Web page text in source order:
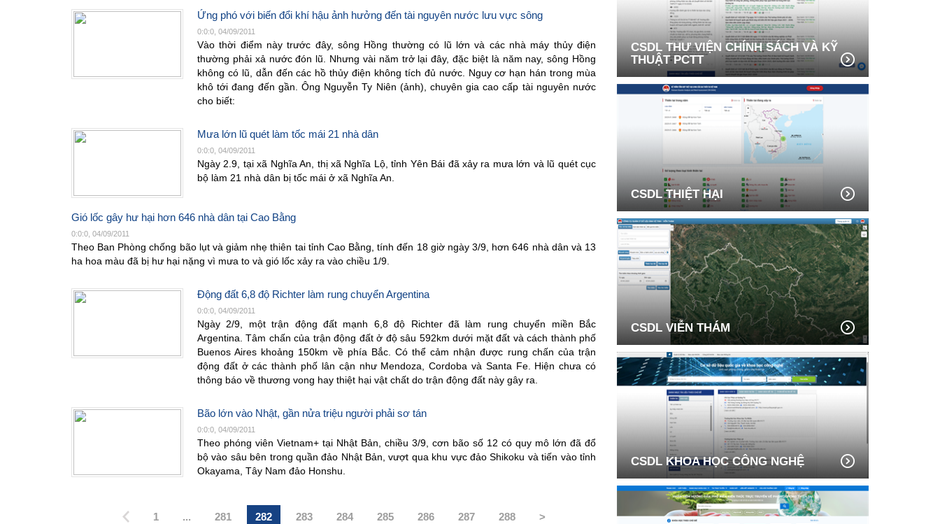
Ứng phó với biến đổi khí hậu ảnh hưởng đến tài nguyên nước lưu vực sông
0:0:0, 04/09/2011
Vào thời điểm này trước đây, sông Hồng thường có lũ lớn và các nhà máy thủy điện
thường phải xả nước đón lũ. Nhưng vài năm trở lại đây, đặc biệt là năm nay, sông Hồng
không có lũ, dẫn đến các hồ thủy điện không tích đủ nước. Nguy cơ hạn hán trong mùa
khô tới đang đến gần. Ông Nguyễn Ty Niên (ảnh), chuyên gia cao cấp tài nguyên nước
cho biết:
Mưa lớn lũ quét làm tốc mái 21 nhà dân
0:0:0, 04/09/2011
Ngày 2.9, tại xã Nghĩa An, thị xã Nghĩa Lộ, tỉnh Yên Bái đã xảy ra mưa lớn và lũ quét cục
bộ làm 21 nhà dân bị tốc mái ở xã Nghĩa An.
Gió lốc gây hư hại hơn 646 nhà dân tại Cao Bằng
0:0:0, 04/09/2011
Theo Ban Phòng chống bão lụt và giảm nhẹ thiên tai tỉnh Cao Bằng, tính đến 18 giờ ngày 3/9, hơn 646 nhà dân và 13
ha hoa màu đã bị hư hại nặng vì mưa to và gió lốc xảy ra vào chiều 1/9.
Động đất 6,8 độ Richter làm rung chuyển Argentina
0:0:0, 04/09/2011
Ngày 2/9, một trận động đất mạnh 6,8 độ Richter đã làm rung chuyển miền Bắc
Argentina. Tâm chấn của trận động đất ở độ sâu 592km dưới mặt đất và cách thành phố
Buenos Aires khoảng 150km về phía Bắc. Có thể cảm nhận được rung chấn của trận
động đất ở các thành phố lân cận như Mendoza, Cordoba và Santa Fe. Hiện chưa có
thông báo về thương vong hay thiệt hại vật chất do trận động đất này gây ra.
Bão lớn vào Nhật, gần nửa triệu người phải sơ tán
0:0:0, 04/09/2011
Theo phóng viên Vietnam+ tại Nhật Bản, chiều 3/9, cơn bão số 12 có quy mô lớn đã đổ
bộ vào sâu bên trong quần đảo Nhật Bản, vượt qua khu vực đảo Shikoku và tiến vào tỉnh
Okayama, Tây Nam đảo Honshu.
1 ... 281 282 283 284 285 286 287 288 >
CSDL THƯ VIỆN CHÍNH SÁCH VÀ KỸ
THUẬT PCTT
CSDL THIỆT HẠI
CSDL VIỄN THÁM
CSDL KHOA HỌC CÔNG NGHỆ